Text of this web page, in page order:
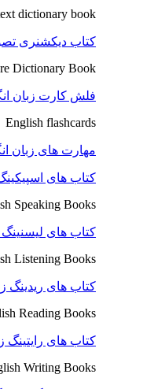
dictionary book
کتاب دیکشنری
Dictionary Book
فلش کارت زبان
English flashcards
مهارت های زبان
کتاب های
Speaking Books
کتاب های لیسنینگ
Listening Books
کتاب های ریدینگ
Reading Books
کتاب های رایتینگ
Writing Books